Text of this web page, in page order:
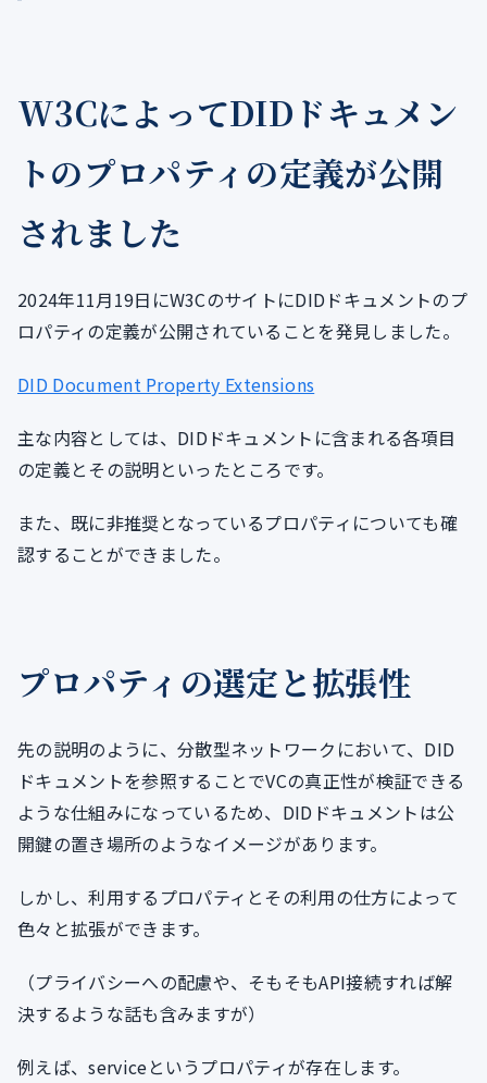
W3CによってDIDドキュメン
トのプロパティの定義が公開
されました
2024年11月19日にW3CのサイトにDIDドキュメントのプ
ロパティの定義が公開されていることを発見しました。
DID Document Property Extensions
主な内容としては、DIDドキュメントに含まれる各項目
の定義とその説明といったところです。
また、既に非推奨となっているプロパティについても確
認することができました。
プロパティの選定と拡張性
先の説明のように、分散型ネットワークにおいて、DID
ドキュメントを参照することでVCの真正性が検証できる
ような仕組みになっているため、DIDドキュメントは公
開鍵の置き場所のようなイメージがあります。
しかし、利用するプロパティとその利用の仕方によって
色々と拡張ができます。
（プライバシーへの配慮や、そもそもAPI接続すれば解
決するような話も含みますが）
例えば、serviceというプロパティが存在します。